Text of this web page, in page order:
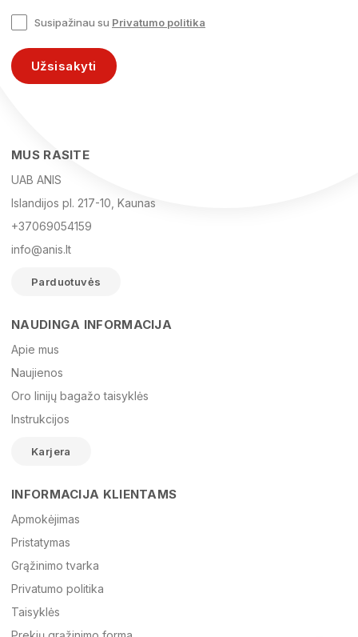
El. paštas
Žinutė
Susipažinau su Privatumo politika
Užsisakyti
MUS RASITE
UAB ANIS
Islandijos pl. 217-10, Kaunas
+37069054159
info@anis.lt
Parduotuvės
NAUDINGA INFORMACIJA
Apie mus
Naujienos
Oro linijų bagažo taisyklės
Instrukcijos
Karjera
INFORMACIJA KLIENTAMS
Apmokėjimas
Pristatymas
Grąžinimo tvarka
Privatumo politika
Taisyklės